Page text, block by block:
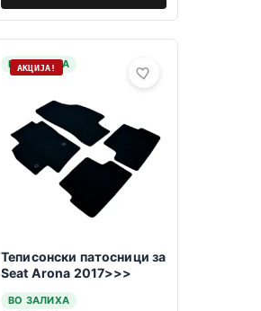
НА ЗАЛИХА
АКЦИЈА!
Теписонски патосници за
Seat Arona 2017>>>
ВО ЗАЛИХА